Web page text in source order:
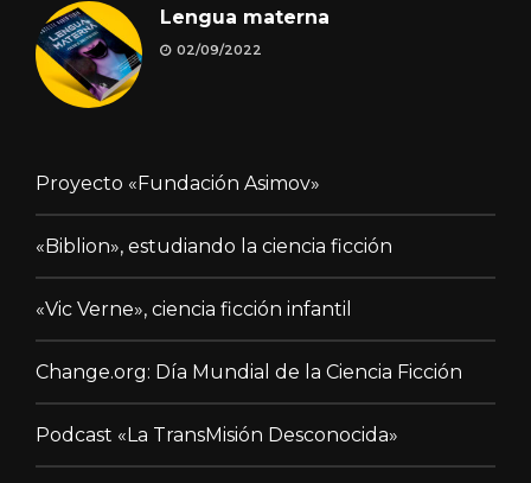
Lengua materna
02/09/2022
Proyecto «Fundación Asimov»
«Biblion», estudiando la ciencia ficción
«Vic Verne», ciencia ficción infantil
Change.org: Día Mundial de la Ciencia Ficción
Podcast «La TransMisión Desconocida»